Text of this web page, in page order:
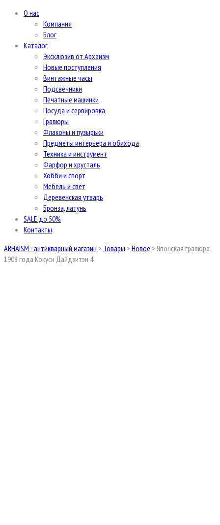
О нас
Компания
Блог
Каталог
Эксклюзив от Архаизм
Новые поступления
Винтажные часы
Подсвечники
Печатные машинки
Посуда и сервировка
Гравюры
Флаконы и пузырьки
Предметы интерьера и обихода
Техника и инструмент
Фарфор и хрусталь
Хобби и спорт
Мебель и свет
Деревенская утварь
Бронза, латунь
SALE до 50%
Контакты
ARHAISM - антикварный магазин > Товары > Новое > Японская гравюра
1908 года Кокуси Дайдзитэн 4